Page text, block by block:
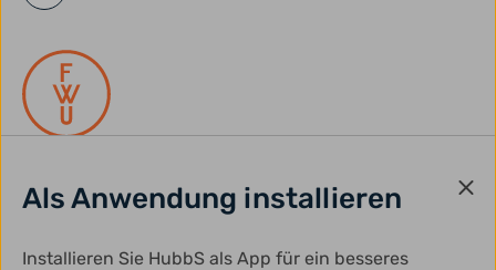
Als Anwendung installieren
Installieren Sie HubbS als App für ein besseres
gefördert durch: